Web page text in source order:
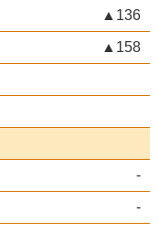
▲136
▲158
-
-